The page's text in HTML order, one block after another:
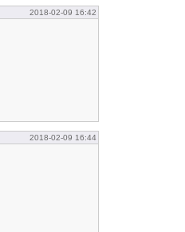
2018-02-09 16:42
2018-02-09 16:44